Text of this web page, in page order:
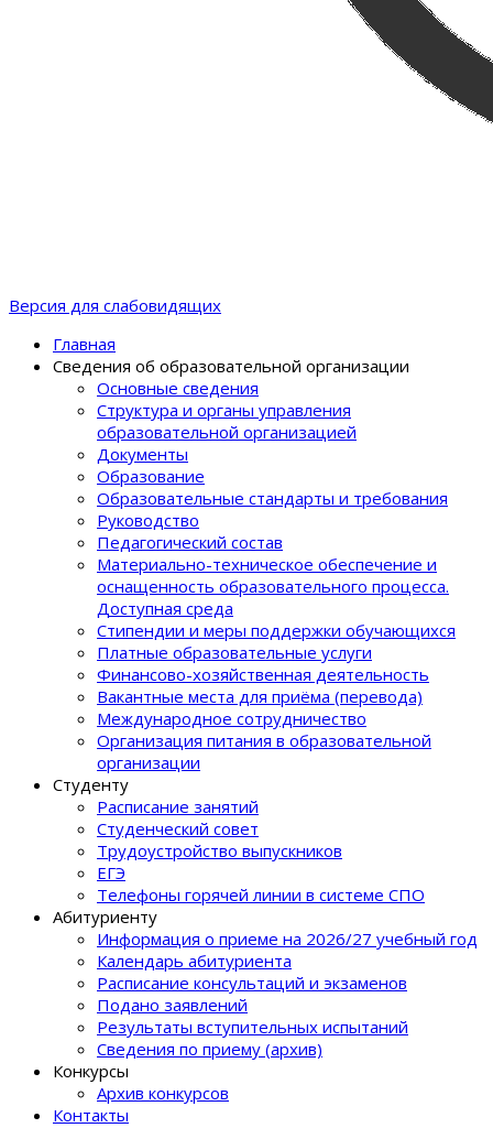
Версия для слабовидящих
Главная
Сведения об образовательной организации
Основные сведения
Структура и органы управления
образовательной организацией
Документы
Образование
Образовательные стандарты и требования
Руководство
Педагогический состав
Материально-техническое обеспечение и
оснащенность образовательного процеcса.
Доступная среда
Стипендии и меры поддержки обучающихся
Платные образовательные услуги
Финансово-хозяйственная деятельность
Вакантные места для приёма (перевода)
Международное сотрудничество
Организация питания в образовательной
организации
Студенту
Расписание занятий
Студенческий совет
Трудоустройство выпускников
ЕГЭ
Телефоны горячей линии в системе СПО
Абитуриенту
Информация о приеме на 2026/27 учебный год
Календарь абитуриента
Расписание консультаций и экзаменов
Подано заявлений
Результаты вступительных испытаний
Сведения по приему (архив)
Конкурсы
Архив конкурсов
Контакты